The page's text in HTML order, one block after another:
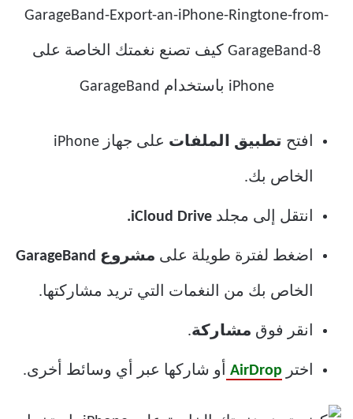
افتح تطبيق الملفات على جهاز iPhone
الخاص بك.
انتقل إلى مجلد
اضغط لفترة طويلة على مشروع GarageBand
الخاص بك من النغمات التي تريد مشاركتها.
انقر فوق مشاركة.
اختر AirDrop أو شاركها عبر أي وسائط أخرى.